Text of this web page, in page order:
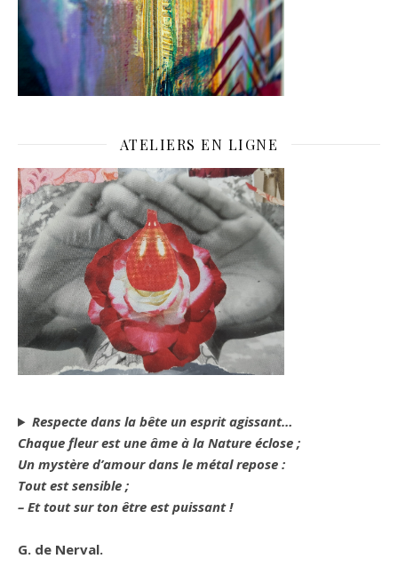
ATELIERS EN LIGNE
Respecte dans la bête un esprit agissant…
Chaque fleur est une âme à la Nature éclose ;
Un mystère d’amour dans le métal repose :
Tout est sensible ;
– Et tout sur ton être est puissant !
G. de Nerval.